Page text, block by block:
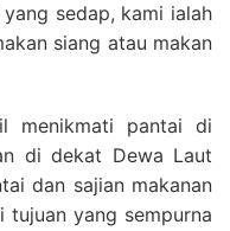
sedap, kami ialah
siang atau makan
menikmati pantai di
di dekat Dewa Laut
dan sajian makanan
yang sempurna